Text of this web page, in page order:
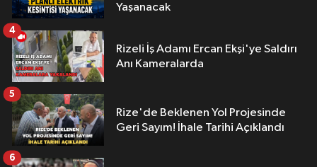
Yaşanacak
Rizeli İş Adamı Ercan Ekşi'ye Saldırı
Anı Kameralarda
4
Rize'de Beklenen Yol Projesinde
Geri Sayım! İhale Tarihi Açıklandı
5
6